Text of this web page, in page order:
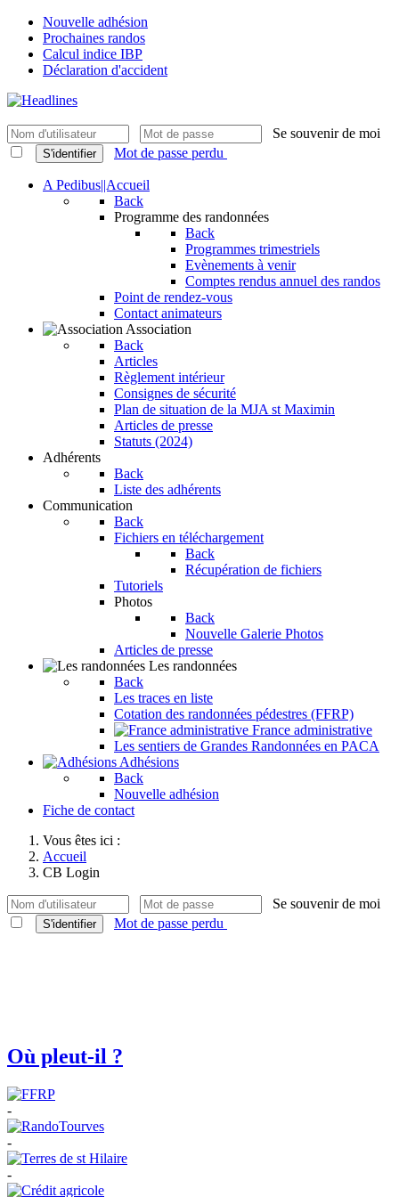
Nouvelle adhésion
Prochaines randos
Calcul indice IBP
Déclaration d'accident
Se souvenir de moi
S'identifier Mot de passe perdu
A Pedibus||Accueil
Back
Programme des randonnées
Back
Programmes trimestriels
Evènements à venir
Comptes rendus annuel des randos
Point de rendez-vous
Contact animateurs
Association
Back
Articles
Règlement intérieur
Consignes de sécurité
Plan de situation de la MJA st Maximin
Articles de presse
Statuts (2024)
Adhérents
Back
Liste des adhérents
Communication
Back
Fichiers en téléchargement
Back
Récupération de fichiers
Tutoriels
Photos
Back
Nouvelle Galerie Photos
Articles de presse
Les randonnées
Back
Les traces en liste
Cotation des randonnées pédestres (FFRP)
France administrative
Les sentiers de Grandes Randonnées en PACA
Adhésions
Back
Nouvelle adhésion
Fiche de contact
Vous êtes ici :
Accueil
CB Login
Se souvenir de moi
S'identifier Mot de passe perdu
Où pleut-il ?
-
-
-